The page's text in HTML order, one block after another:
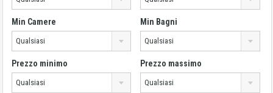
Min Camere
Qualsiasi
Min Bagni
Qualsiasi
Prezzo minimo
Qualsiasi
Prezzo massimo
Qualsiasi